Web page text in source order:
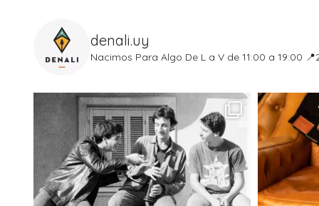
denali.uy
Nacimos Para Algo De L a V de 11:00 a 19:00